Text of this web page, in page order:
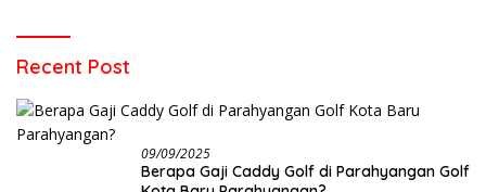
Recent Post
09/09/2025
Berapa Gaji Caddy Golf di Parahyangan Golf